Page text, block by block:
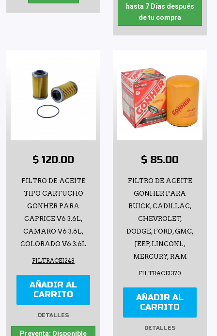
hasta 7 Días después
de tu compra
$ 120.00
FILTRO DE ACEITE
TIPO CARTUCHO
GONHER PARA
CAPRICE V6 3.6L,
CAMARO V6 3.6L,
COLORADO V6 3.6L
FILTRACEI248
AÑADIR AL
CARRITO
DETALLES
Preventa: Disponible
$ 85.00
FILTRO DE ACEITE
GONHER PARA
BUICK, CADILLAC,
CHEVROLET,
DODGE, FORD, GMC,
JEEP, LINCONL,
MERCURY, RAM
FILTRACEI370
AÑADIR AL
CARRITO
DETALLES